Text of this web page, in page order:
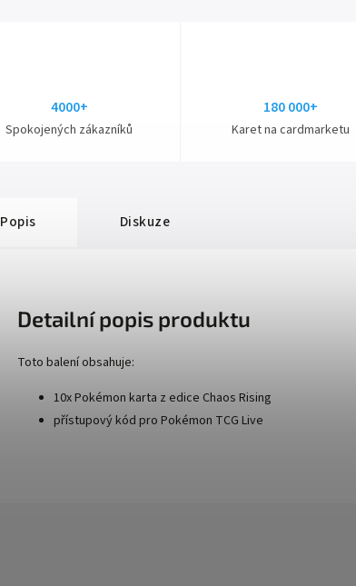
4000+
Spokojených zákazníků
180 000+
Karet na cardmarketu
Popis Diskuze
Detailní popis produktu
Toto balení obsahuje:
10x Pokémon karta z edice Chaos Rising
přístupový kód pro Pokémon TCG Live